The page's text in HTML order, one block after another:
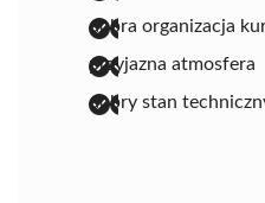
dobra organizacja
przyjazna atmosfera
dobry stan